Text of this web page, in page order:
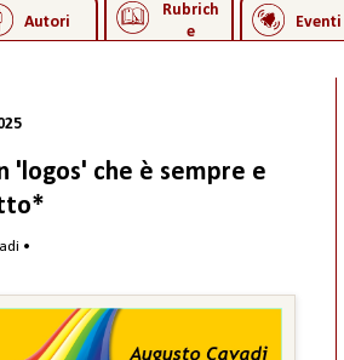
Autori
Rubrich
e
Eventi
'logos' che è sempre e
•